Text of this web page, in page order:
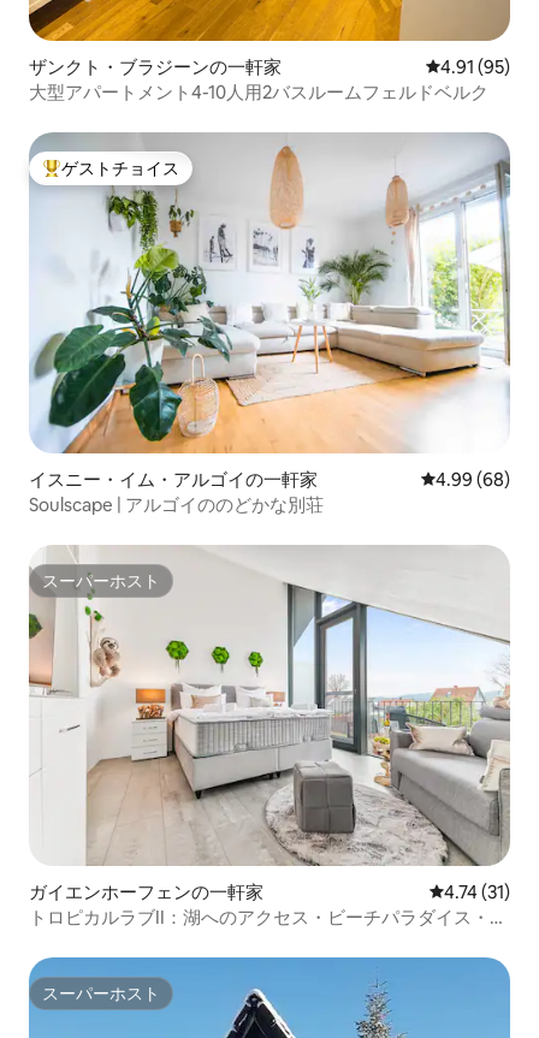
ザンクト・ブラジーンの一軒家 レビュー95
4.91 (95)
大型アパートメント4-10人用2バスルームフェルドベルク
大好評のゲストチョイスです。
ゲストチョイス
イスニー・イム・アルゴイの一軒家 レビュー68件
4.99 (68)
Soulscape | アルゴイののどかな別荘
スーパーホスト
スーパーホスト
ガイエンホーフェンの一軒家 レビュー31
4.74 (31)
トロピカルラブII：湖へのアクセス・ビーチパラダイス・マ
スーパーホスト
スーパーホスト